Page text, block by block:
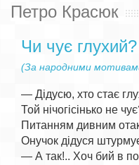
Петро Красюк
Чи чує глухий?
(За народними
— Дідусю, хто стає
Той нічогісінько не
Питанням дивним
Онучок дідуся
— А так!.. Хоч бий в